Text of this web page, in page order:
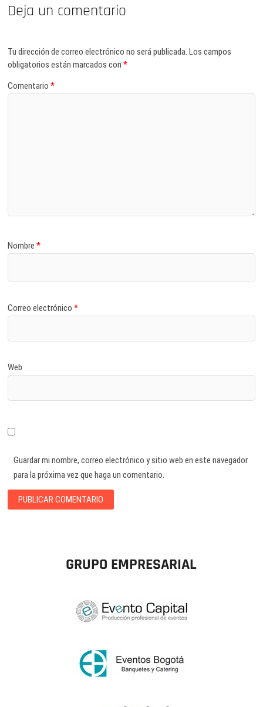
Deja un comentario
Tu dirección de correo electrónico no será publicada. Los campos
obligatorios están marcados con*
Comentario*
Nombre*
Correo electrónico*
Web
Guardar mi nombre, correo electrónico y sitio web en este navegador
para la próxima vez que haga un comentario.
GRUPO EMPRESARIAL